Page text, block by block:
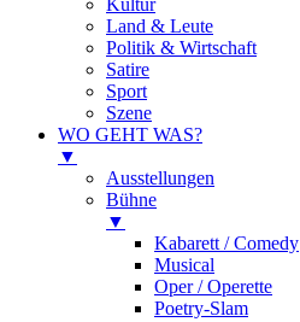
Kultur
Land & Leute
Politik & Wirtschaft
Satire
Sport
Szene
WO GEHT WAS?
▼
Ausstellungen
Bühne
▼
Kabarett / Comedy
Musical
Oper / Operette
Poetry-Slam